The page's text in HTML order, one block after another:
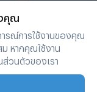
คุณ
รณ์การใช้งานของคุณ
ม หากคุณใช้งาน
วนตัวของเรา